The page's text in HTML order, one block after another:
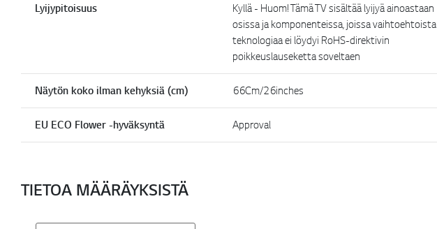
Lyijypitoisuus
Kyllä - Huom! Tämä TV sisältää lyijyä ainoastaan
osissa ja komponenteissa, joissa vaihtoehtoista
teknologiaa ei löydyi RoHS-direktivin
poikkeuslauseketta soveltaen
Näytön koko ilman kehyksiä (cm) 66Cm/26inches
EU ECO Flower -hyväksyntä Approval
TIETOA MÄÄRÄYKSISTÄ